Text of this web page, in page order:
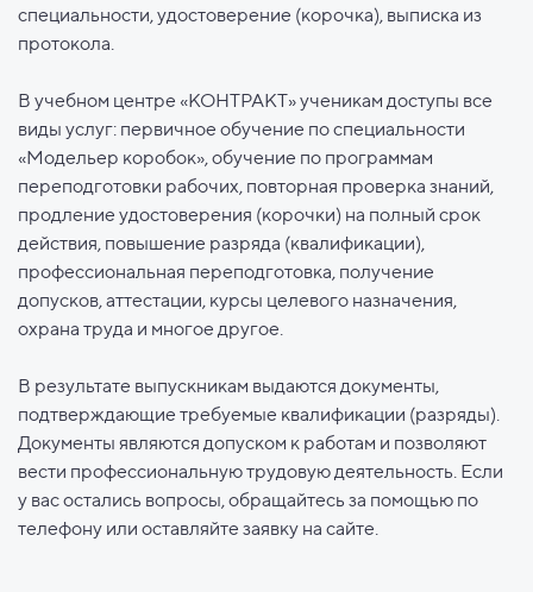
специальности, удостоверение (корочка), выписка из
протокола.
В учебном центре «КОНТРАКТ» ученикам доступы все
виды услуг: первичное обучение по специальности
«Модельер коробок», обучение по программам
переподготовки рабочих, повторная проверка знаний,
продление удостоверения (корочки) на полный срок
действия, повышение разряда (квалификации),
профессиональная переподготовка, получение
допусков, аттестации, курсы целевого назначения,
охрана труда и многое другое.
В результате выпускникам выдаются документы,
подтверждающие требуемые квалификации (разряды).
Документы являются допуском к работам и позволяют
вести профессиональную трудовую деятельность. Если
у вас остались вопросы, обращайтесь за помощью по
телефону или оставляйте заявку на сайте.